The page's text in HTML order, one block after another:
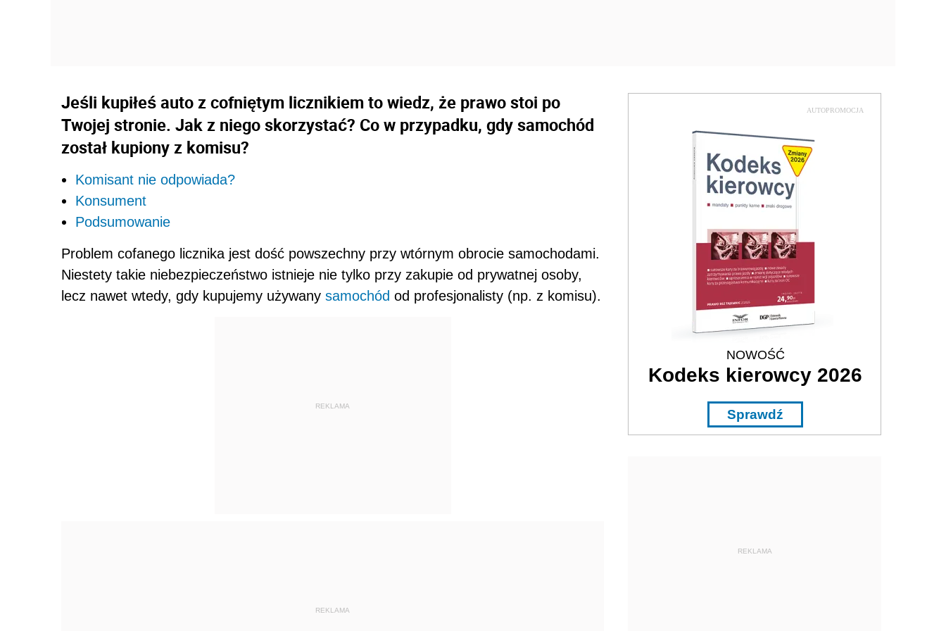
Jeśli kupiłeś auto z cofniętym licznikiem to wiedz, że prawo stoi po
Twojej stronie. Jak z niego skorzystać? Co w przypadku, gdy samochód
został kupiony z komisu?
Komisant nie odpowiada?
Konsument
Podsumowanie
Problem cofanego licznika jest dość powszechny przy wtórnym obrocie samochodami.
Niestety takie niebezpieczeństwo istnieje nie tylko przy zakupie od prywatnej osoby,
lecz nawet wtedy, gdy kupujemy używany samochód od profesjonalisty (np. z komisu).
REKLAMA
REKLAMA
AUTOPROMOCJA
NOWOŚĆ
Kodeks kierowcy 2026
Sprawdź
REKLAMA